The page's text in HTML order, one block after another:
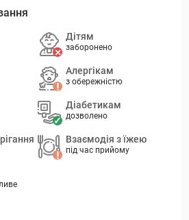
Дітям
заборонено
Алергікам
з обережністю
Діабетикам
дозволено
Взаємодія з їжею
під час прийому